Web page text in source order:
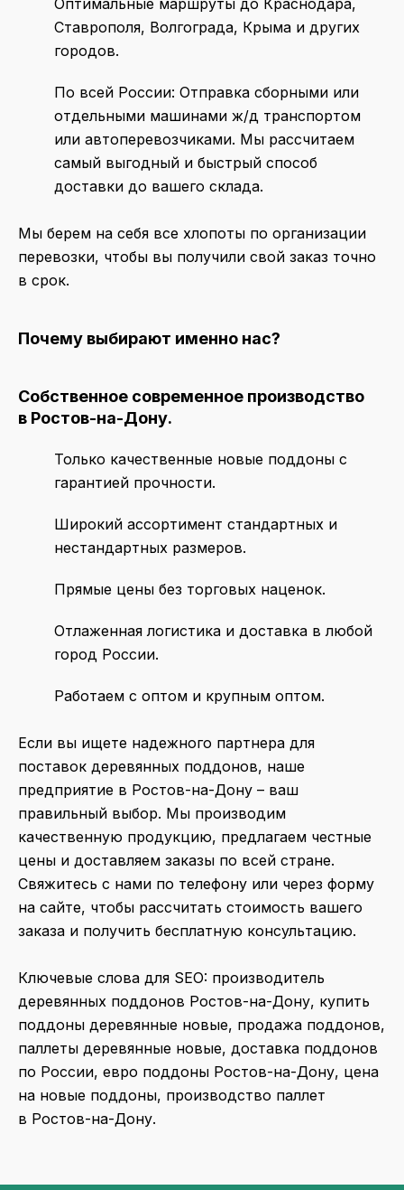
Ставрополя, Волгограда, Крыма и других
городов.
По всей России: Отправка сборными или
отдельными машинами ж/д транспортом
или автоперевозчиками. Мы рассчитаем
самый выгодный и быстрый способ
доставки до вашего склада.
Мы берем на себя все хлопоты по организации
перевозки, чтобы вы получили свой заказ точно
в срок.
Почему выбирают именно нас?
Собственное современное производство
в Ростов-на-Дону.
Только качественные новые поддоны с
гарантией прочности.
Широкий ассортимент стандартных и
нестандартных размеров.
Прямые цены без торговых наценок.
Отлаженная логистика и доставка в любой
город России.
Работаем с оптом и крупным оптом.
Если вы ищете надежного партнера для
поставок деревянных поддонов, наше
предприятие в Ростов-на-Дону – ваш
правильный выбор. Мы производим
качественную продукцию, предлагаем честные
цены и доставляем заказы по всей стране.
Свяжитесь с нами по телефону или через форму
на сайте, чтобы рассчитать стоимость вашего
заказа и получить бесплатную консультацию.
Ключевые слова для SEO: производитель
деревянных поддонов Ростов-на-Дону, купить
поддоны деревянные новые, продажа поддонов,
паллеты деревянные новые, доставка поддонов
по России, евро поддоны Ростов-на-Дону, цена
на новые поддоны, производство паллет
в Ростов-на-Дону.